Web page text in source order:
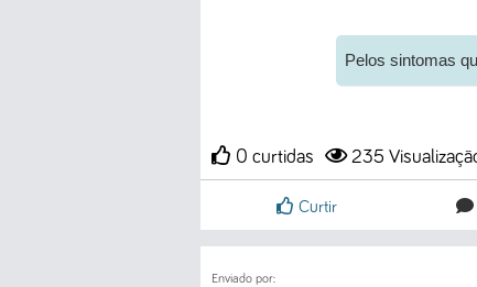
Pelos sintomas
0 curtidas 235
Curtir
Enviado por: